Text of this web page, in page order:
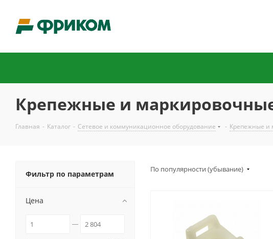
Крепежные и
Главная - Каталог - Сетевое и коммуникационное оборудование - Крепежные и
По популярности (убывание)
Фильтр по параметрам
Цена